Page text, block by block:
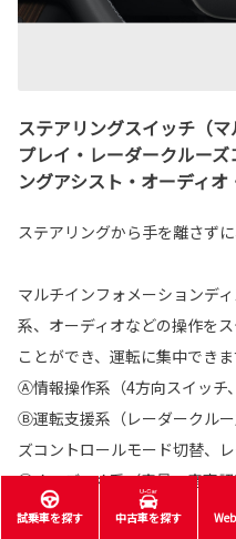
ステアリングスイッチ（
プレイ・レーダークルー
ングアシスト・オーディオ
ステアリングから手を離さず
マルチインフォメーションデ
系、オーディオなどの操作を
ことができ、運転に集中できま
Ⓐ情報操作系（4方向スイッチ
Ⓑ運転支援系（レーダークル
ズコントロールモード切替、
Ⓒオーディオ系（音量、音声
選曲･選局）
試乗車を探す 中古車を探す